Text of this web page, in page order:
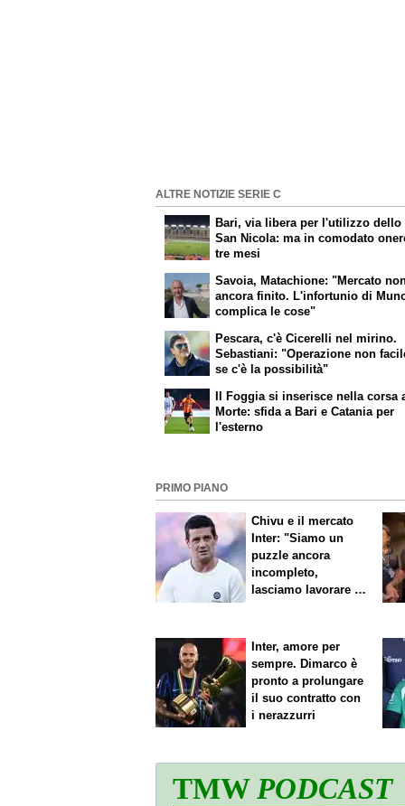
ALTRE NOTIZIE SERIE C
Bari, via libera per l'utilizzo dello
San Nicola: ma in comodato
tre mesi
Savoia, Matachione: "Mercato
ancora finito. L'infortunio di
complica le cose"
Pescara, c'è Cicerelli nel mirino.
Sebastiani: "Operazione non
se c'è la possibilità"
Il Foggia si inserisce nella corsa
Morte: sfida a Bari e Catania per
l'esterno
PRIMO PIANO
Chivu e il mercato
Inter: "Siamo un
puzzle ancora
incompleto,
lasciamo lavorare i
Inter, amore per
sempre. Dimarco è
pronto a prolungare
il suo contratto con
i nerazzurri
TMWPODCAST